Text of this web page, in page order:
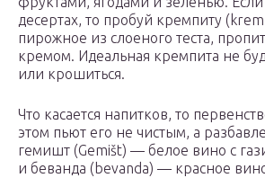
десертах, то пробуй кремпиту
пирожное из слоеного теста,
кремом. Идеальная кремпита не
или крошиться.
Что касается напитков, то
этом пьют его не чистым, а
гемишт (Gemišt) — белое вино с
и беванда (bevanda) — красное